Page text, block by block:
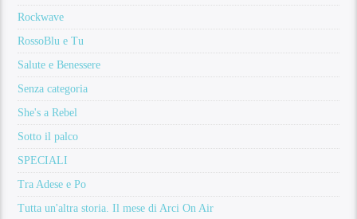
Rockwave
RossoBlu e Tu
Salute e Benessere
Senza categoria
She's a Rebel
Sotto il palco
SPECIALI
Tra Adese e Po
Tutta un'altra storia. Il mese di Arci On Air